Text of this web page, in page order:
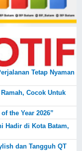
Tetap Nyaman
Cocok Untuk
the Year 2026”
Hadir di Kota Batam,
dan Tangguh QT